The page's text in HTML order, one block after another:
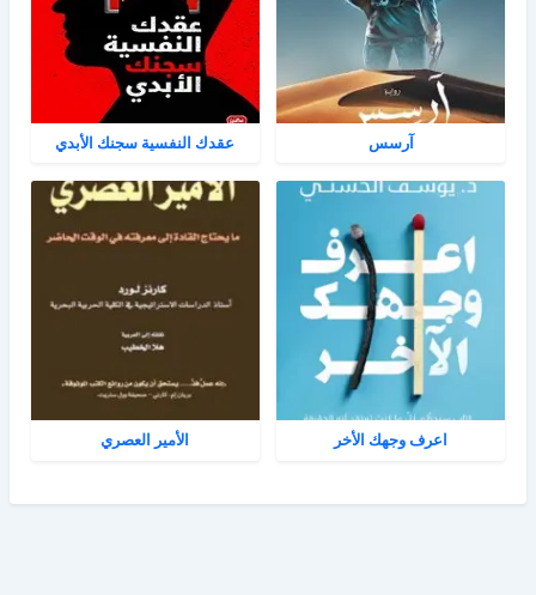
آرسس عقدك النفسية سجنك الأبدي
اعرف وجهك الأخر الأمير العصري